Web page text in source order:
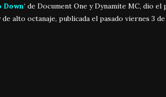
Down‘ de Document One y Dynamite MC, dio
alto octanaje, publicada el pasado viernes 3 de